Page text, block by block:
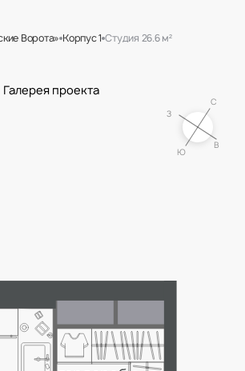
комплекс
Ворота» Корпус 1 Студия 26.6 м²
Галерея проекта
С
В
Ю
З